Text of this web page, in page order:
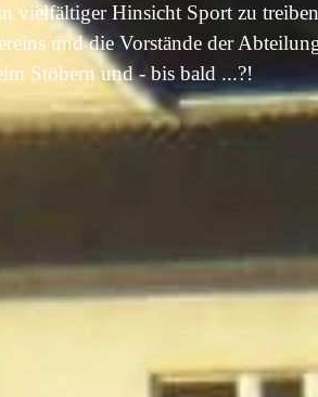
vielfältiger Hinsicht Sport zu
und die Vorstände der
Stöbern und - bis bald ...?!